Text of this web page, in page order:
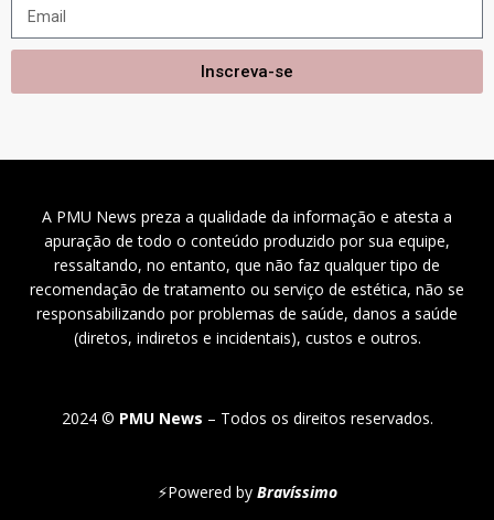
Inscreva-se
A PMU News preza a qualidade da informação e atesta a
apuração de todo o conteúdo produzido por sua equipe,
ressaltando, no entanto, que não faz qualquer tipo de
recomendação de tratamento ou serviço de estética, não se
responsabilizando por problemas de saúde, danos a saúde
(diretos, indiretos e incidentais), custos e outros.
2024 © PMU News – Todos os direitos reservados.
⚡Powered by Bravíssimo